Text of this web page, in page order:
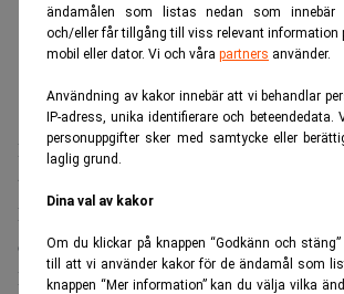
ändamålen som listas nedan som innebär
och/eller får tillgång till viss relevant information
mobil eller dator. Vi och våra partners använder.
Användning av kakor innebär att vi behandlar
IP-adress, unika identifierare och beteendedata.
personuppgifter sker med samtycke eller
laglig grund.
Dina val av kakor
Om du klickar på knappen “Godkänn och
till att vi använder kakor för de ändamål som
knappen “Mer information” kan du välja vilka
IBM:s aktie föll med 25 procent på
teknikbolaget utfärdat en vinstvarning.
Det som dock verkligen fick investerarna
orsaken till det.
IBM-ledningen medgav nämligen att det